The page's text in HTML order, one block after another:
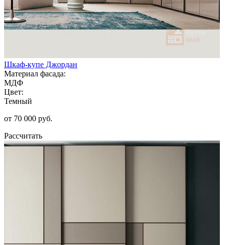
Шкаф-купе Джордан
Материал фасада:
МДФ
Цвет:
Темный
от 70 000 руб.
Рассчитать